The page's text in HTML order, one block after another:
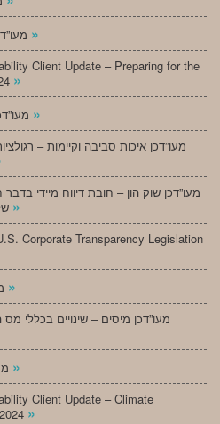
»
Client Update – Preparing for the
»
»
מעו”דכן איכות סביבה וקיימות –
מעו”דכן שוק הון – חובת דיווח מיידי
»
Corporate Transparency Legislation
»
מעו”דכן מיסים – שינויים בכללי
»
Client Update – Climate
»